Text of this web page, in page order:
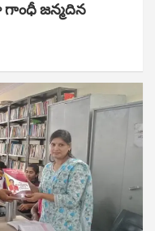
జ‌న్మ‌దిన